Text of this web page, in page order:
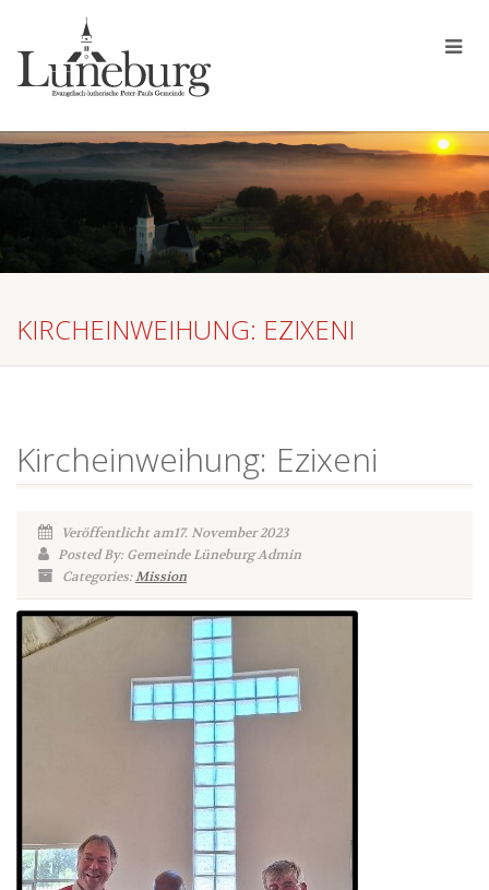
KIRCHEINWEIHUNG: EZIXENI
Kircheinweihung: Ezixeni
Veröffentlicht am17. November 2023
Posted By: Gemeinde Lüneburg Admin
Categories:Mission